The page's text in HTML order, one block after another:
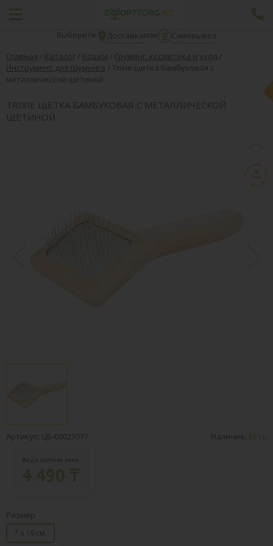
Выберите: Доставкаили
Самовывоз
Главная / Каталог / Кошки / Груминг, косметика и уход /
Инструмент для груминга / Trixie щетка бамбуковая с
металлической щетиной
TRIXIE ЩЕТКА БАМБУКОВАЯ С МЕТАЛЛИЧЕСКОЙ
ЩЕТИНОЙ
Артикул: ЦБ-00023077 Наличие: Есть
Ваша клубная цена:
Размер
7 х 16 см.